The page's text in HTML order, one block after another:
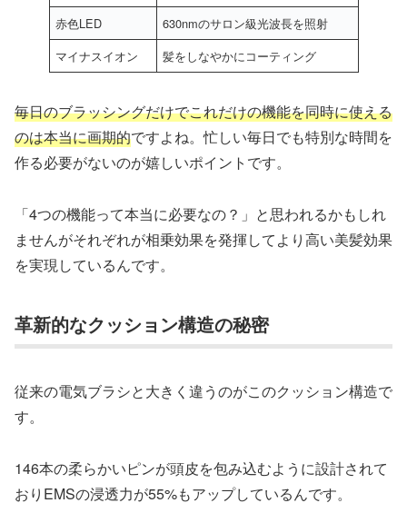
赤色LED
630nmのサロン級光波長を照射
マイナスイオン
髪をしなやかにコーティング
毎日のブラッシングだけでこれだけの機能を同時に使える
のは本当に画期的ですよね。忙しい毎日でも特別な時間を
作る必要がないのが嬉しいポイントです。
「4つの機能って本当に必要なの？」と思われるかもしれ
ませんがそれぞれが相乗効果を発揮してより高い美髪効果
を実現しているんです。
革新的なクッション構造の秘密
従来の電気ブラシと大きく違うのがこのクッション構造で
す。
146本の柔らかいピンが頭皮を包み込むように設計されて
おりEMSの浸透力が55%もアップしているんです。